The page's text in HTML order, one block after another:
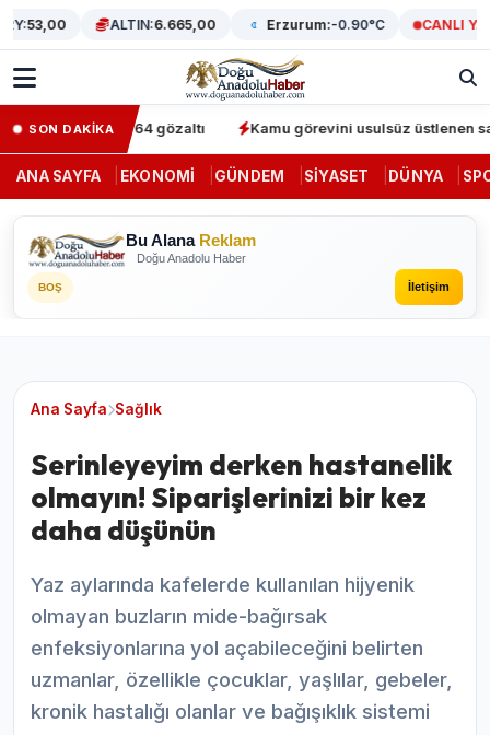
53,00 ALTIN:6.665,00 Erzurum:-0.90°C CANLI
SON DAKİKA64 gözaltı Kamu görevini usulsüz üstlenen
ANA SAYFA EKONOMI GÜNDEM SIYASET DÜNYA
Bu Alana Reklam
Doğu Anadolu Haber
BOŞ İletişim
Ana Sayfa Sağlık
Serinleyeyim derken hastanelik
olmayın! Siparişlerinizi bir kez
daha düşünün
Yaz aylarında kafelerde kullanılan hijyenik
olmayan buzların mide-bağırsak
enfeksiyonlarına yol açabileceğini belirten
uzmanlar, özellikle çocuklar, yaşlılar, gebeler,
kronik hastalığı olanlar ve bağışıklık sistemi